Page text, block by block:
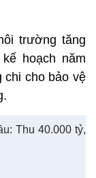
trường tăng
hoạch năm
chi cho bảo vệ
Thu 40.000 tỷ,